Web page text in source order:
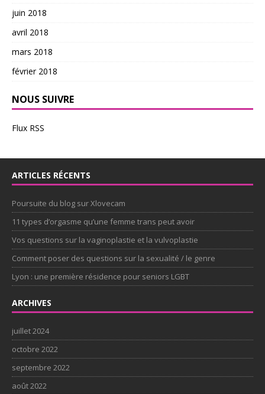
juin 2018
avril 2018
mars 2018
février 2018
NOUS SUIVRE
Flux RSS
ARTICLES RÉCENTS
Poursuite du blog sur Xlovecam
11 types d’orgasme qu’une femme trans peut avoir
Vos questions sur la vaginoplastie et la vulvoplastie
Comment poser des questions sur la sexualité / le genre
Lyon : une première résidence pour seniors LGBT
ARCHIVES
juillet 2024
octobre 2022
septembre 2022
août 2022